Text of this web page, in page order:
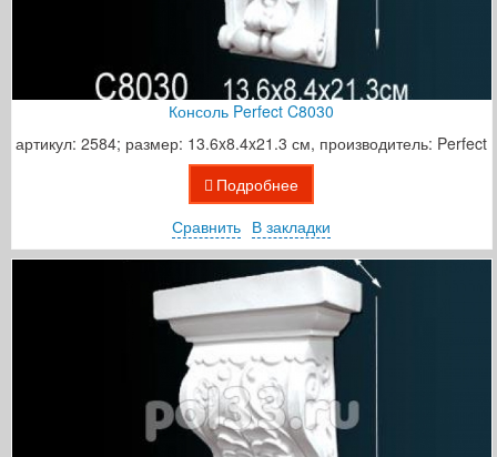
Консоль Perfect C8030
артикул: 2584; размер: 13.6x8.4x21.3 см, производитель: Perfect
Подробнее
Сравнить В закладки